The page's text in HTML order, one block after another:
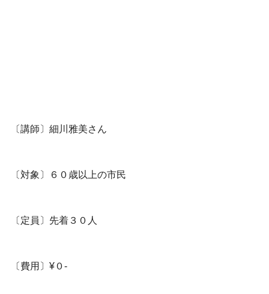
〔講師〕細川雅美さん
〔対象〕６０歳以上の市民
〔定員〕先着３０人
〔費用〕¥０-